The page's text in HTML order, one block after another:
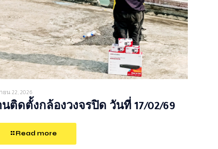
ยน 22, 2026
นติดตั้งกล้องวงจรปิด วันที่ 17/02/69
Read more